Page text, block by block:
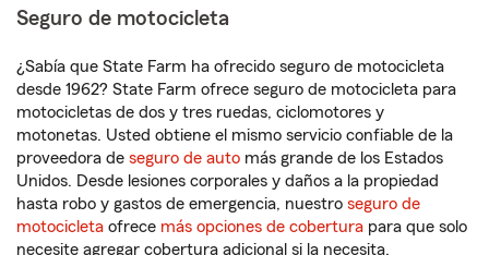
Seguro de motocicleta
¿Sabía que State Farm ha ofrecido seguro de motocicleta
desde 1962? State Farm ofrece seguro de motocicleta para
motocicletas de dos y tres ruedas, ciclomotores y
motonetas. Usted obtiene el mismo servicio confiable de la
proveedora de seguro de auto más grande de los Estados
Unidos. Desde lesiones corporales y daños a la propiedad
hasta robo y gastos de emergencia, nuestro seguro de
motocicleta ofrece más opciones de cobertura para que solo
necesite agregar cobertura adicional si la necesita.